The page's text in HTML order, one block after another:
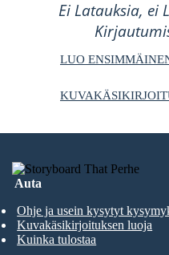
Ei Latauksia, ei
LUO
Auta
Ohje ja usein kysytyt
Kuvakäsikirjoituksen luoja
Kuinka tulostaa